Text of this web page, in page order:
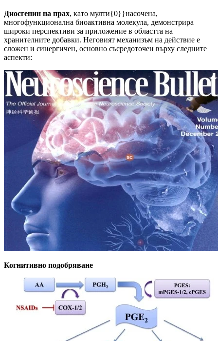
Диосгенин на прах, като мулти{0}}насочена,
многофункционална биоактивна молекула, демонстрира
широки перспективи за приложение в областта на
хранителните добавки. Неговият механизъм на действие е
сложен и синергичен, основно съсредоточен върху следните
аспекти:
Когнитивно подобряване